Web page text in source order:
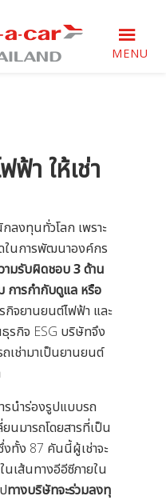
MENU
ฟ้า ให้เช่า
ลงทุนทั่วโลก เพราะ
ในการพัฒนาองค์กร
ามรับผิดชอบ 3 ด้าน
การกำกับดูแล หรือ
จยานยนต์ไฟฟ้า และ
รกิจ ESG บริษัทจึง
เช่ามาเป็นยานยนต์
รนำร่องรูปแบบรถ
นมารถโดยสารที่เป็น
ทั้ง 87 คันนี้ผู้เช่าจะ
นเส้นทางอีอีซีภายใน
ทางบริษัทจะร่วมลงทุ